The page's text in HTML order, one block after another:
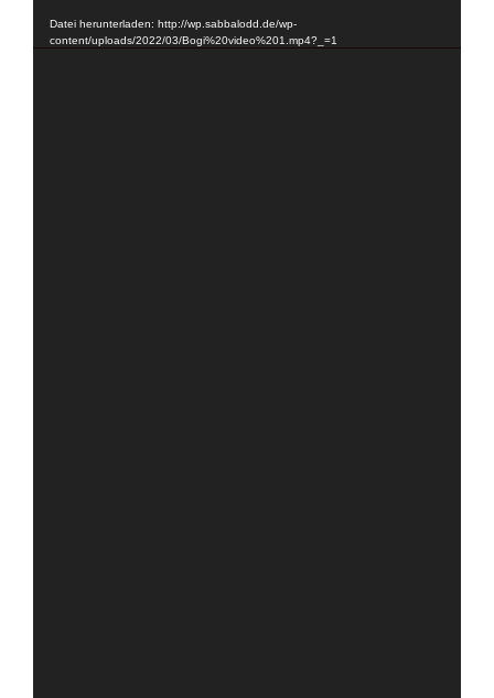
Datei herunterladen: http://wp.sabbalodd.de/wp-
content/uploads/2022/03/Bogi%20video%201.mp4?_=1